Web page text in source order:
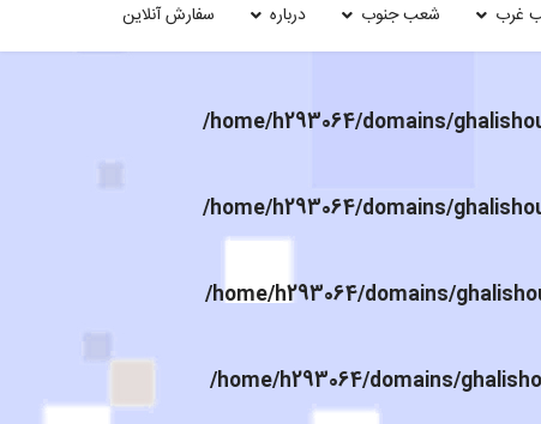
غرب شعب جنوب درباره سفارش آنلاین
/home/h293064/domains/
/home/h293064/domains/
/home/h293064/domains/
/home/h293064/domains/